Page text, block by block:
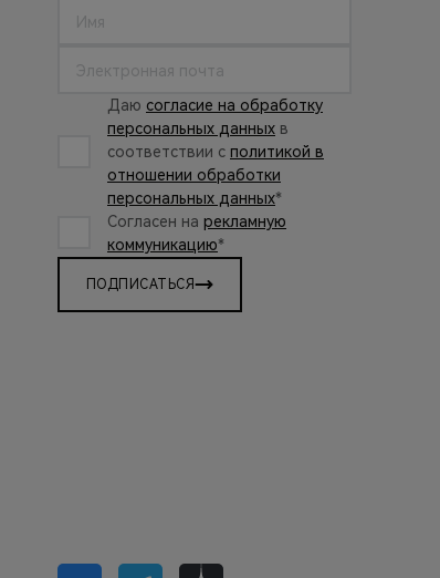
Даю согласие на обработку
персональных данных в
соответствии с политикой в
отношении обработки
персональных данных*
Согласен на рекламную
коммуникацию*
ПОДПИСАТЬСЯ